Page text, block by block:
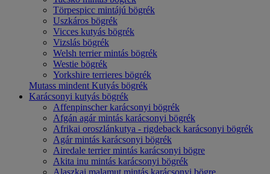
Törpespicc mintájú bögrék
Uszkáros bögrék
Vicces kutyás bögrék
Vizslás bögrék
Welsh terrier mintás bögrék
Westie bögrék
Yorkshire terrieres bögrék
Mutass mindent Kutyás bögrék
Karácsonyi kutyás bögrék
Affenpinscher karácsonyi bögrék
Afgán agár mintás karácsonyi bögrék
Afrikai oroszlánkutya - rigdeback karácsonyi bögrék
Agár mintás karácsonyi bögrék
Airedale terrier mintás karácsonyi bögre
Akita inu mintás karácsonyi bögrék
Alaszkai malamut mintás karácsonyi bögre